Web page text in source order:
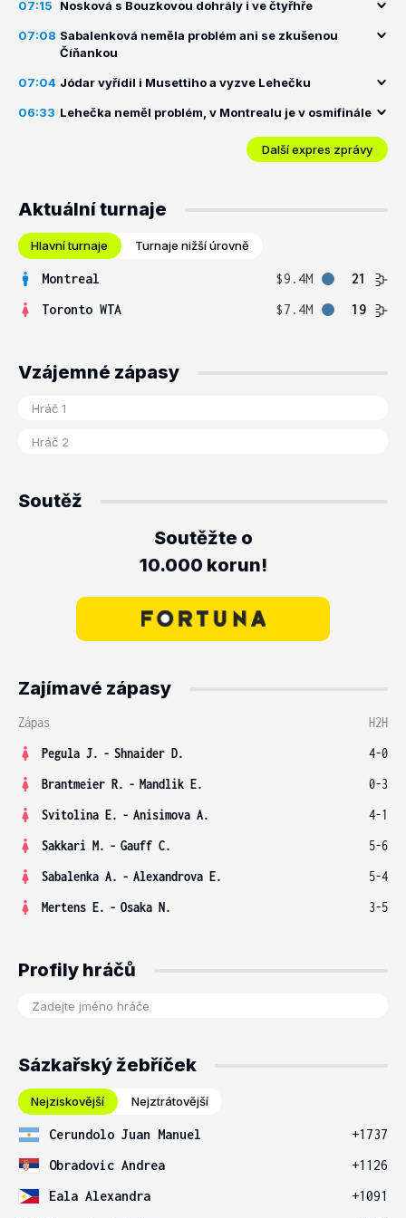
07:15 Nosková s Bouzkovou dohrály i ve čtyřhře
07:08 Sabalenková neměla problém ani se zkušenou
Číňankou
07:04 Jódar vyřídil i Musettiho a vyzve Lehečku
06:33 Lehečka neměl problém, v Montrealu je v osmifinále
Další expres zprávy
Aktuální turnaje
Hlavní turnaje Turnaje nižší úrovně
Montreal $9.4M
21
Toronto WTA
$7.4M 19
Vzájemné zápasy
Soutěž
Soutěžte o
10.000 korun!
Zajímavé zápasy
Zápas
H2H
Pegula J. - Shnaider D.
4-0
Brantmeier R. - Mandlik E.
0-3
Svitolina E. - Anisimova A.
4-1
Sakkari M. - Gauff C.
5-6
Sabalenka A. - Alexandrova E.
5-4
Mertens E. - Osaka N. 3-5
Profily hráčů
Sázkařský žebříček
Nejziskovější Nejztrátovější
Cerundolo Juan Manuel
+1737
Obradovic Andrea
+1126
Eala Alexandra
+1091